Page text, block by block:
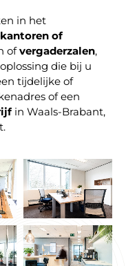
in het
of
ofvergaderzalen,
die bij u
tijdelijke of
of een
in Waals-Brabant,